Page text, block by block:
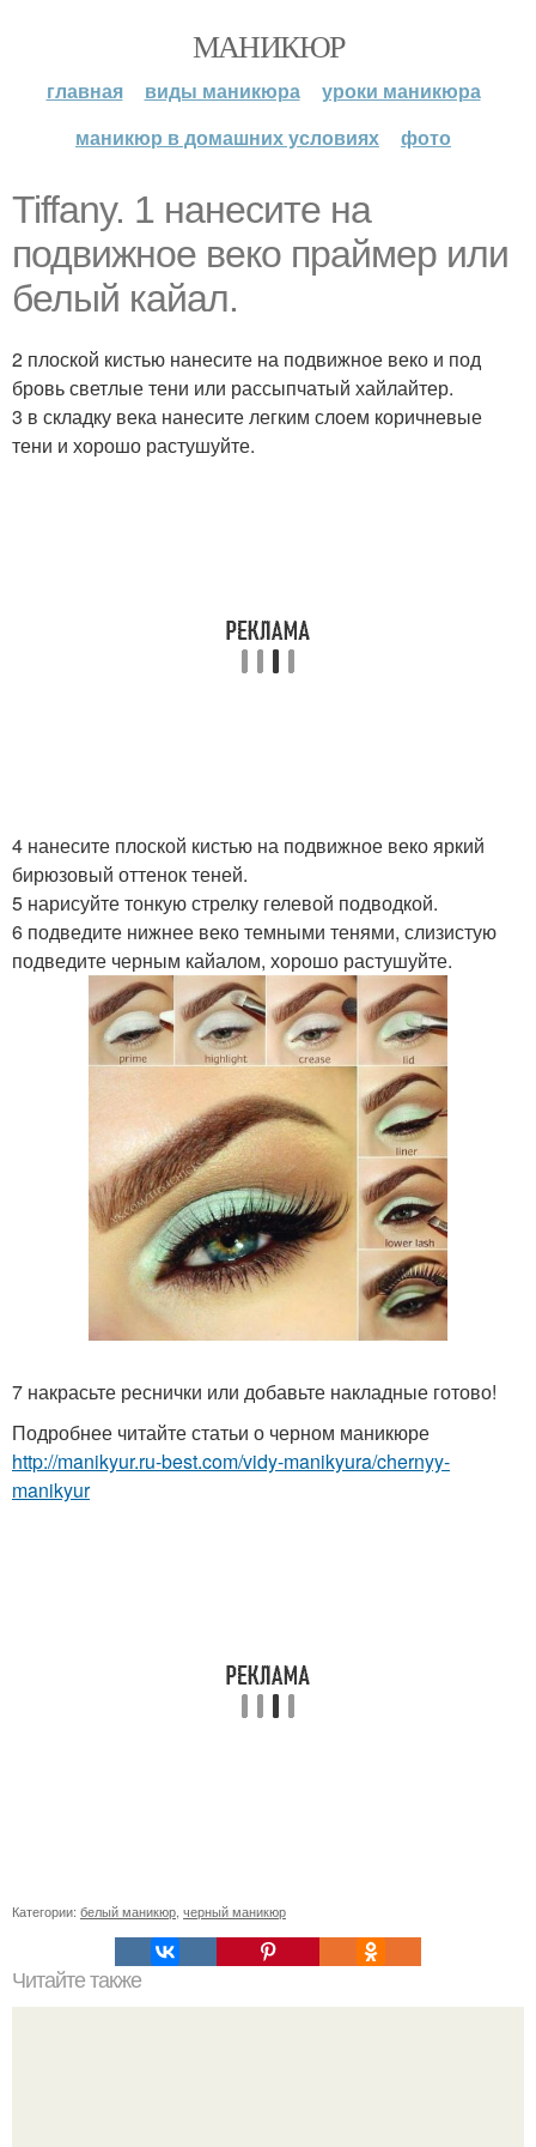
МАНИКЮР
главная виды маникюра
уроки маникюра
маникюр в домашних условиях
фото
Tiffany. 1 нанесите на
подвижное веко праймер или
белый кайал.
2 плоской кистью нанесите на подвижное веко и под
бровь светлые тени или рассыпчатый хайлайтер.
3 в складку века нанесите легким слоем коричневые
тени и хорошо растушуйте.
4 нанесите плоской кистью на подвижное веко яркий
бирюзовый оттенок теней.
5 нарисуйте тонкую стрелку гелевой подводкой.
6 подведите нижнее веко темными тенями, слизистую
подведите черным кайалом, хорошо растушуйте.
7 накрасьте реснички или добавьте накладные готово!
Подробнее читайте статьи о черном маникюре
http://manikyur.ru-best.com/vidy-manikyura/chernyy-
manikyur
Категории: белый маникюр черный маникюр
Читайте также